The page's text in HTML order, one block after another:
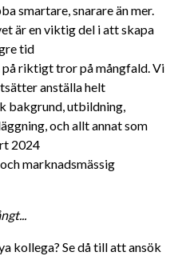
smartare, snarare än mer.
är en viktig del i att skapa
tid
på riktigt tror på mångfald. Vi
anställa helt
bakgrund, utbildning,
och allt annat som
2024
marknadsmässig
kollega? Se då till att ansök